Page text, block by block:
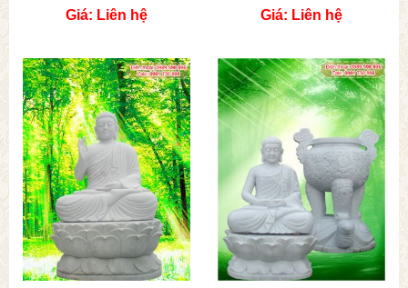
Giá: Liên hệ Giá: Liên hệ